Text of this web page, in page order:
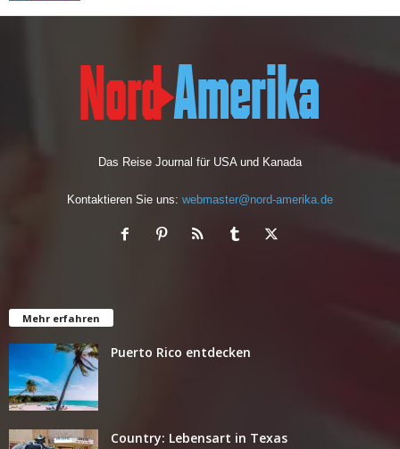
Das Reise Journal für USA und Kanada
Kontaktieren Sie uns: webmaster@nord-amerika.de
Mehr erfahren
Puerto Rico entdecken
Country: Lebensart in Texas